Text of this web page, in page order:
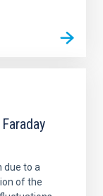
due to a
of the